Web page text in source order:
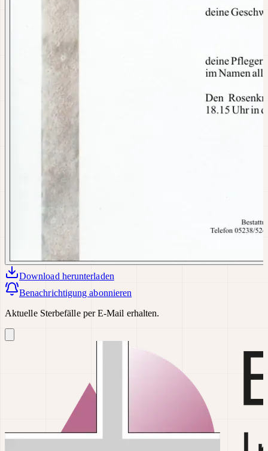
Download herunterladen
Benachrichtigung abonnieren
Aktuelle Sterbefälle per E-Mail erhalten.